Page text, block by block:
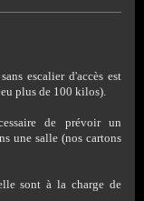
escalier d'accès est
plus de 100 kilos).
de prévoir un
une salle (nos cartons
sont à la charge de